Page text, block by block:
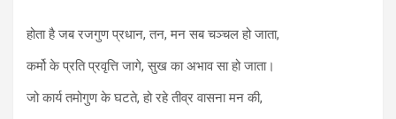
होता है जब रजगुण प्रधान, तन, मन सब चञ्चल हो जाता,
कर्मो के प्रति प्रवृत्ति जागे, सुख का अभाव सा हो जाता।
जो कार्य तमोगुण के घटते, हो रहे तीव्र वासना मन की,